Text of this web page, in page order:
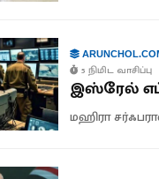
5 நிமிட வாசிப்பு
இஸ்ரேல்
மஹிரா